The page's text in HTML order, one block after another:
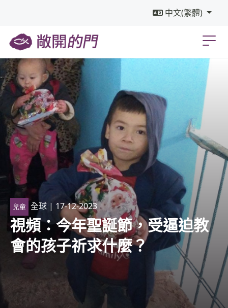
中文(繁體)
兒童 全球 | 17-12-2023
視頻：今年聖誕節，受逼迫教
會的孩子祈求什麼？